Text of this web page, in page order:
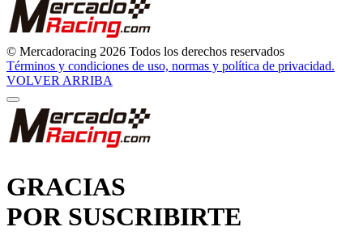
© Mercadoracing 2026 Todos los derechos reservados
Términos y condiciones de uso, normas y política de privacidad.
VOLVER ARRIBA
GRACIAS
POR SUSCRIBIRTE